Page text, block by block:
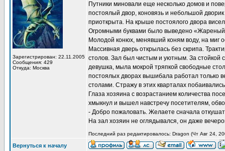
Зарегистрирован: 22.11.2005
Сообщения: 429
Откуда: Москва
Путники миновали еще несколько домов и
постоялый двор, коновязь и небольшой
приоткрыта. На крыше постоялого двора
Огромными буквами было выведено
Молодой конюх, менявший коням воду, на миг
Массивная дверь открылась без скрипа.
столов. Зал был чистым и уютным. За стойкой
девушка, мыла мокрой тряпкой свободные
постоялых дворах вышибала работал только
столами. Стражу в этих кварталах
Глаза хозяина с возрастанием количества
хмыкнул и вышел навстречу посетителям,
- Добро пожаловать. Желаете сначала
На зал хозяин не оглядывался, он даже
Последний раз редактировалось: Dragon (Чт Авг 24,
Вернуться к началу